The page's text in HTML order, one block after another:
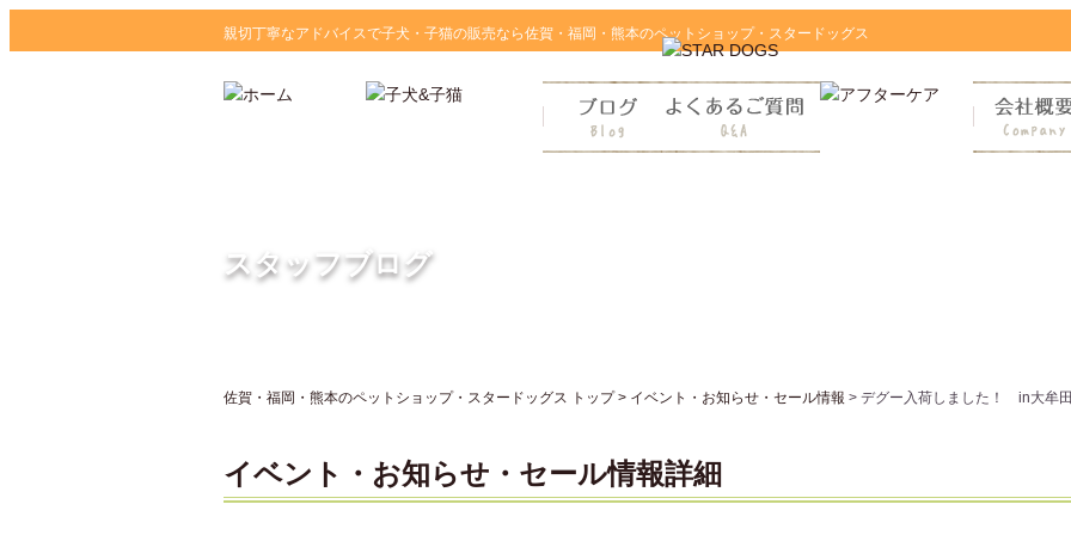
親切丁寧なアドバイスで子犬・子猫の販売なら佐賀・福岡・熊本のペットショップ・スタードッグス
スタッフブログ
佐賀・福岡・熊本のペットショップ・スタードッグス トップ > イベント・お知らせ・セール情報 > デグー入荷しました！ in大牟
イベント・お知らせ・セール情報詳細